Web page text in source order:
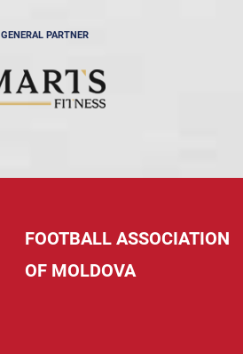
GENERAL PARTNER
FOOTBALL ASSOCIATION
OF MOLDOVA